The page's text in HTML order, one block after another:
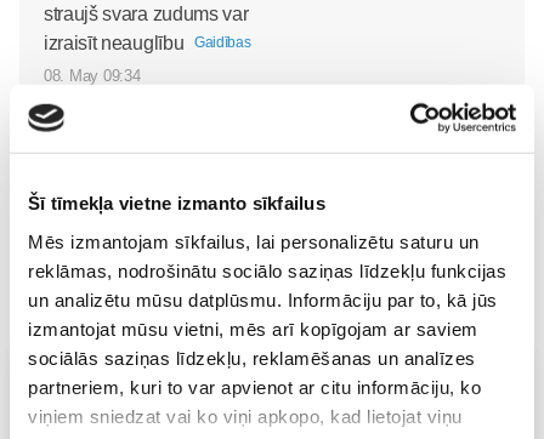
Šī tīmekļa vietne izmanto sīkfailus
Mēs izmantojam sīkfailus, lai personalizētu saturu un
reklāmas, nodrošinātu sociālo saziņas līdzekļu funkcijas
un analizētu mūsu datplūsmu. Informāciju par to, kā jūs
izmantojat mūsu vietni, mēs arī kopīgojam ar saviem
sociālās saziņas līdzekļu, reklamēšanas un analīzes
partneriem, kuri to var apvienot ar citu informāciju, ko
viņiem sniedzat vai ko viņi apkopo, kad lietojat viņu
straujš svara zudums var
izraisīt neauglību
Gaidības
08. May 09:34
Vecāku skola
Grūtnieču masāža, pēcdzemdību masāža, ķermeņa